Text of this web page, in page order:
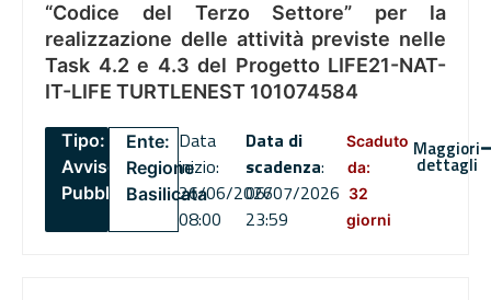
“Codice del Terzo Settore” per la
realizzazione delle attività previste nelle
Task 4.2 e 4.3 del Progetto LIFE21-NAT-
IT-LIFE TURTLENEST 101074584
Tipo:
Avviso
Pubblico
Ente:
Regione
Basilicata
Data
inizio:
26/06/2026
08:00
Data di
scadenza:
06/07/2026
23:59
Scaduto
da:
32
giorni
Maggiori
dettagli